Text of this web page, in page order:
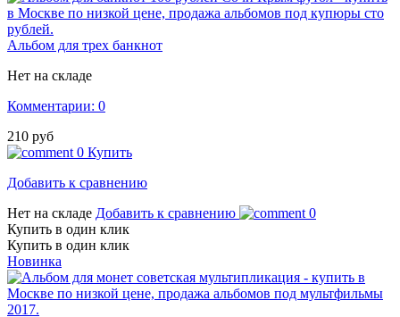
Альбом для трех банкнот
Нет на складе
Комментарии: 0
210 руб
0 Купить
Добавить к сравнению
Нет на складе Добавить к сравнению
0
Купить в один клик
Купить в один клик
Новинка